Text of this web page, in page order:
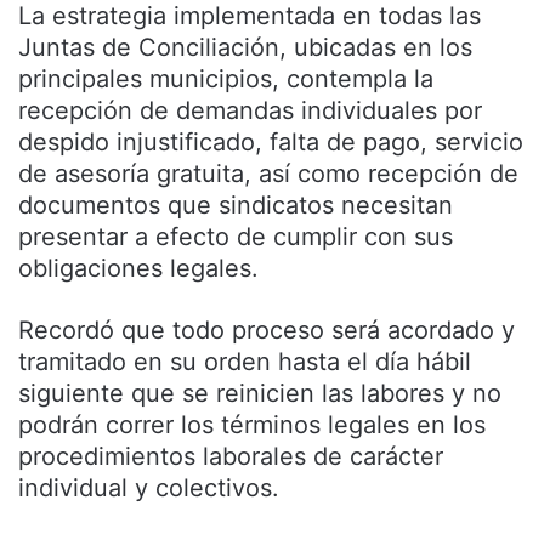
La estrategia implementada en todas las
Juntas de Conciliación, ubicadas en los
principales municipios, contempla la
recepción de demandas individuales por
despido injustificado, falta de pago, servicio
de asesoría gratuita, así como recepción de
documentos que sindicatos necesitan
presentar a efecto de cumplir con sus
obligaciones legales.
Recordó que todo proceso será acordado y
tramitado en su orden hasta el día hábil
siguiente que se reinicien las labores y no
podrán correr los términos legales en los
procedimientos laborales de carácter
individual y colectivos.